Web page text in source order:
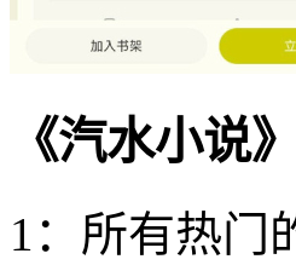
《汽水小说
1：所有热门